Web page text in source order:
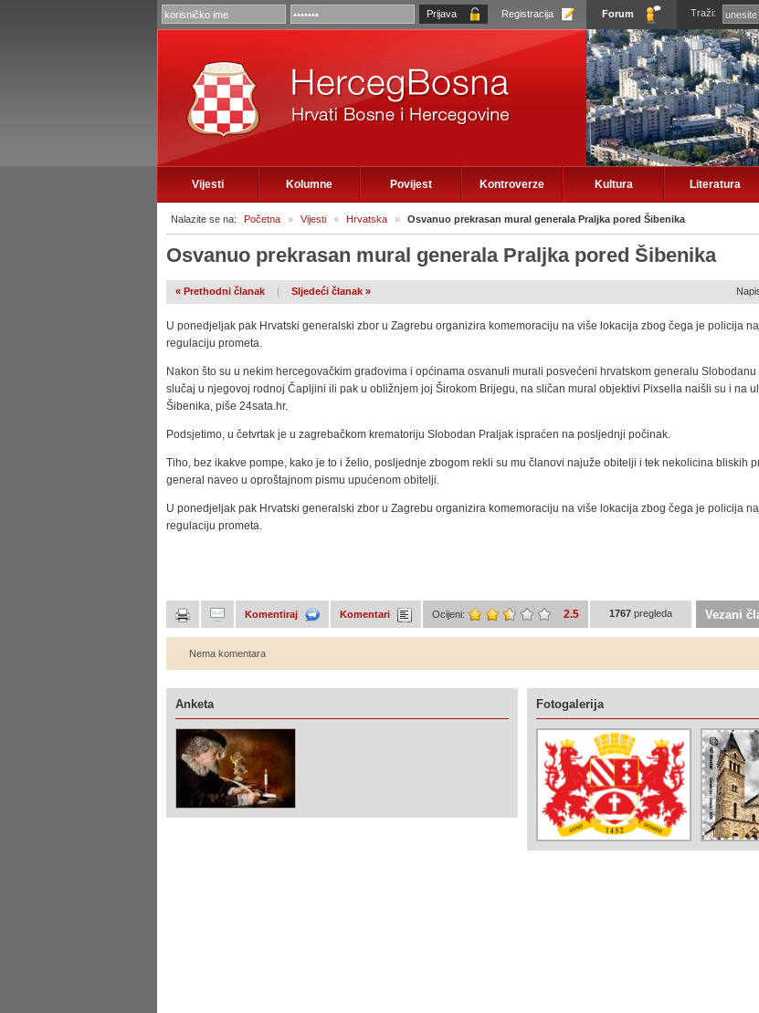
Registracija Forum Traži:
Vijesti Kolumne Povijest Kontroverze Kultura Literatura
Nalazite se na: Početna » Vijesti » Hrvatska » Osvanuo prekrasan mural generala Praljka pored Šibenika
Osvanuo prekrasan mural generala Praljka pored Šibenika
« Prethodni članak | Sljedeći članak »
U ponedjeljak pak Hrvatski generalski zbor u Zagrebu organizira komemoraciju na više lokacija zbog čega je policija
regulaciju prometa.
Nakon što su u nekim hercegovačkim gradovima i općinama osvanuli murali posvećeni hrvatskom generalu
slučaj u njegovoj rodnoj Čapljini ili pak u obližnjem joj Širokom Brijegu, na sličan mural objektivi Pixsella naišli su i na
Šibenika, piše 24sata.hr.
Podsjetimo, u četvrtak je u zagrebačkom krematoriju Slobodan Praljak ispraćen na posljednji počinak.
Tiho, bez ikakve pompe, kako je to i želio, posljednje zbogom rekli su mu članovi najuže obitelji i tek nekolicina bliskih
general naveo u oproštajnom pismu upućenom obitelji.
U ponedjeljak pak Hrvatski generalski zbor u Zagrebu organizira komemoraciju na više lokacija zbog čega je policija
regulaciju prometa.
Komentiraj Komentari Ocijeni: 2.5 1767 pregleda Vezani
Nema komentara
Anketa Fotogalerija